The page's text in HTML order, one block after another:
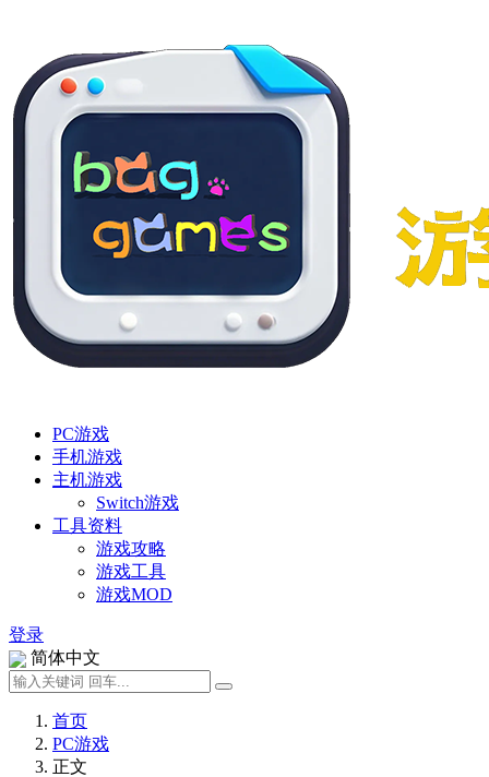
PC游戏
手机游戏
主机游戏
Switch游戏
工具资料
游戏攻略
游戏工具
游戏MOD
登录
简体中文
首页
PC游戏
正文